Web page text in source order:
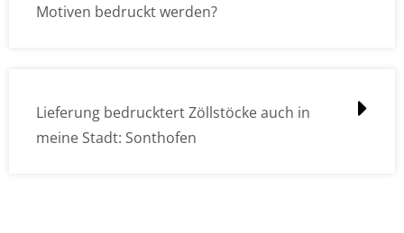
Motiven bedruckt werden?
Lieferung bedrucktert Zöllstöcke auch in
meine Stadt: Sonthofen